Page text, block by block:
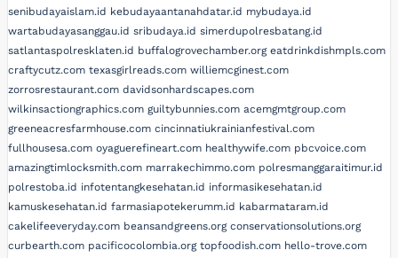
senibudayaislam.id kebudayaantanahdatar.id mybudaya.id
wartabudayasanggau.id sribudaya.id simerdupolresbatang.id
satlantaspolresklaten.id buffalogrovechamber.org eatdrinkdishmpls.com
craftycutz.com texasgirlreads.com williemcginest.com
zorrosrestaurant.com davidsonhardscapes.com
wilkinsactiongraphics.com guiltybunnies.com acemgmtgroup.com
greeneacresfarmhouse.com cincinnatiukrainianfestival.com
fullhousesa.com oyaguerefineart.com healthywife.com pbcvoice.com
amazingtimlocksmith.com marrakechimmo.com polresmanggaraitimur.id
polrestoba.id infotentangkesehatan.id informasikesehatan.id
kamuskesehatan.id farmasiapotekerumm.id kabarmataram.id
cakelifeeveryday.com beansandgreens.org conservationsolutions.org
curbearth.com pacificocolombia.org topfoodish.com hello-trove.com